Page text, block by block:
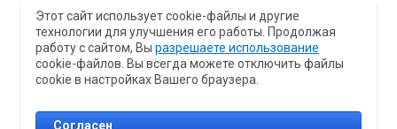
Согласие на передачу и обработку персональных данных
Политика обработки файлов cookie
Вся представленная на сайте информация носит исключительно
информационный характер и ни при каких условиях не является
публичной офертой.
304610729300053
Этот сайт использует cookie-файлы и другие
технологии для улучшения его работы. Продолжая
работу с сайтом, Вы разрешаете использование
cookie-файлов. Вы всегда можете отключить файлы
cookie в настройках Вашего браузера.
Согласен